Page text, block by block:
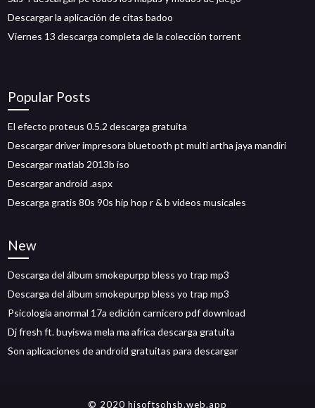
Descargar la aplicación de citas badoo
Viernes 13 descarga completa de la colección torrent
Popular Posts
El efecto proteus 0.5.2 descarga gratuita
Descargar driver impresora bluetooth pt multi artha jaya mandiri
Descargar matlab 2013b iso
Descargar android .aspx
Descarga gratis 80s 90s hip hop r & b videos musicales
New
Descarga del álbum smokepurpp bless yo trap mp3
Descarga del álbum smokepurpp bless yo trap mp3
Psicología anormal 17a edición carnicero pdf download
Dj fresh ft. buyiswa mela ma africa descarga gratuita
Son aplicaciones de android gratuitas para descargar
© 2020 hisoftsohsb.web.app